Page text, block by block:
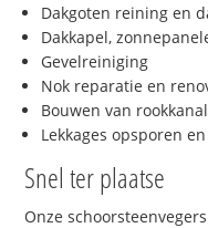
Dakgoten reining en
Dakkapel,
Gevelreiniging
Nok reparatie en
Bouwen van
Lekkages opsporen
Snel ter plaatse
Onze